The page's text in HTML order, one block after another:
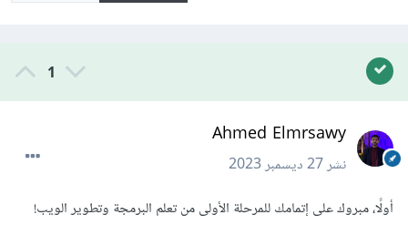
1
Ahmed Elmrsawy
نشر27 ديسمبر 2023
أولًا، مبروك على إتمامك للمرحلة الأولى من تعلم البرمجة وتطوير الويب!